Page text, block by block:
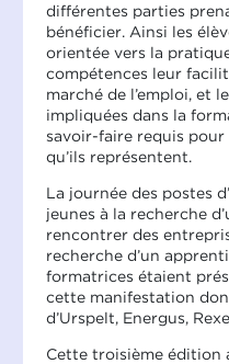
différentes parties
bénéficier. Ainsi les
orientée vers la
compétences leur
marché de l’emploi, et
impliquées dans la
savoir-faire requis pour
qu’ils représentent.
La journée des postes
jeunes à la recherche
rencontrer des
recherche d’un
formatrices étaient
cette manifestation
d’Urspelt, Energus,
Cette troisième édition